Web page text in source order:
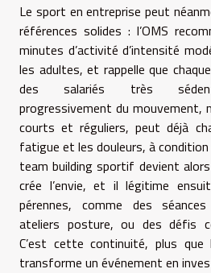
Le sport en entreprise peut
références solides : l’OMS
minutes d’activité d’intensité
les adultes, et rappelle que
des salariés très
progressivement du mouvement,
courts et réguliers, peut déjà
fatigue et les douleurs, à condition
team building sportif devient
crée l’envie, et il légitime
pérennes, comme des
ateliers posture, ou des défis
C’est cette continuité, plus que
transforme un événement en